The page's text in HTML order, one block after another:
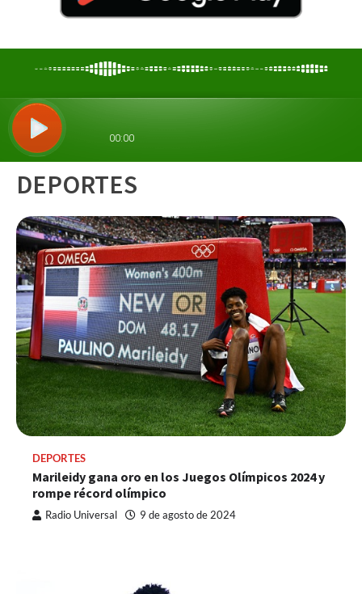
DEPORTES
DEPORTES
Marileidy gana oro en los Juegos Olímpicos 2024 y
rompe récord olímpico
Radio Universal 9 de agosto de 2024